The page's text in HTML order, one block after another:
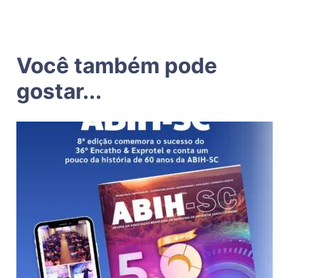
Você também pode
gostar...